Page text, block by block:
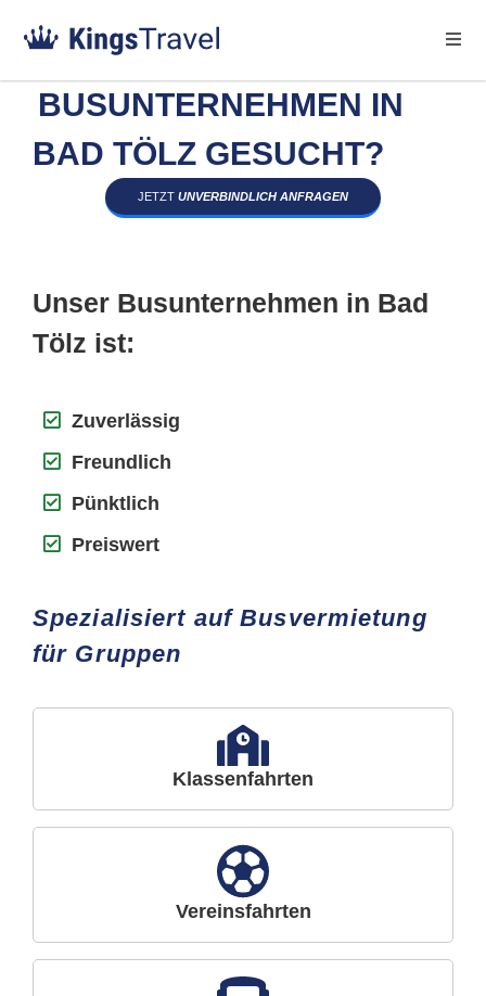
BUSUNTERNEHMEN IN
BAD TÖLZ GESUCHT?
JETZT UNVERBINDLICH ANFRAGEN
Unser Busunternehmen in Bad
Tölz ist:
Zuverlässig
Freundlich
Pünktlich
Preiswert
Spezialisiert auf Busvermietung
für Gruppen
Klassenfahrten
Vereinsfahrten